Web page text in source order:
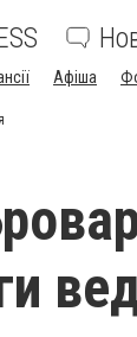
Афіша